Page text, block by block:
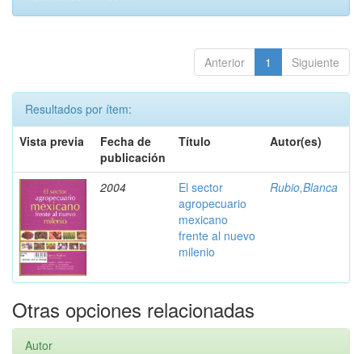
Anterior 1 Siguiente
Resultados por ítem:
Vista previa
Fecha de
publicación
Título Autor(es)
2004
El sector
agropecuario
mexicano
frente al nuevo
milenio
Rubio,Blanca
Otras opciones relacionadas
Autor